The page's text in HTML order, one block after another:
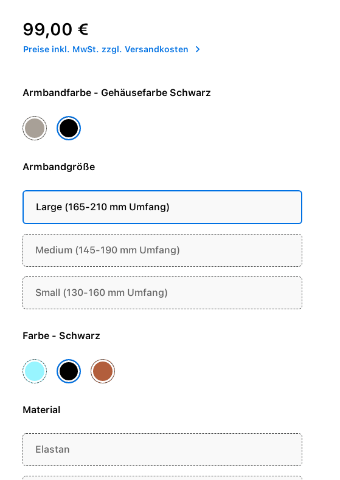
Regulärer Preis:
99,00 €
Preise inkl. MwSt. zzgl. Versandkosten
Armbandfarbe - Gehäusefarbe Schwarz
Gehäusefarbe Natur
Gehäusefarbe Schwarz
Armbandgröße
Large (165-210 mm Umfang)
Medium (145-190 mm Umfang)
Small (130-160 mm Umfang)
Farbe - Schwarz
HellblauSchwarzTerracotta
Material
Elastan